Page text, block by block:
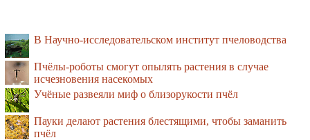
В Научно-исследовательском институт пчеловодства
Пчёлы-роботы смогут опылять растения в случае
исчезновения насекомых
Учёные развеяли миф о близорукости пчёл
Пауки делают растения блестящими, чтобы заманить
пчёл